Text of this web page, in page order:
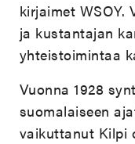
kirjaimet WSOY.
ja kustantajan
yhteistoimintaa
Vuonna 1928
suomalaiseen
vaikuttanut Kilpi